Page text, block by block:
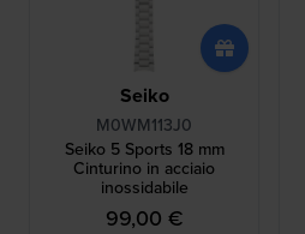
Seiko
M0WM113J0
Seiko 5 Sports 18 mm
Cinturino in acciaio
inossidabile
99,00 €